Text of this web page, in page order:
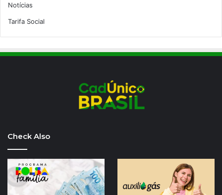
Notícias
Tarifa Social
Check Also